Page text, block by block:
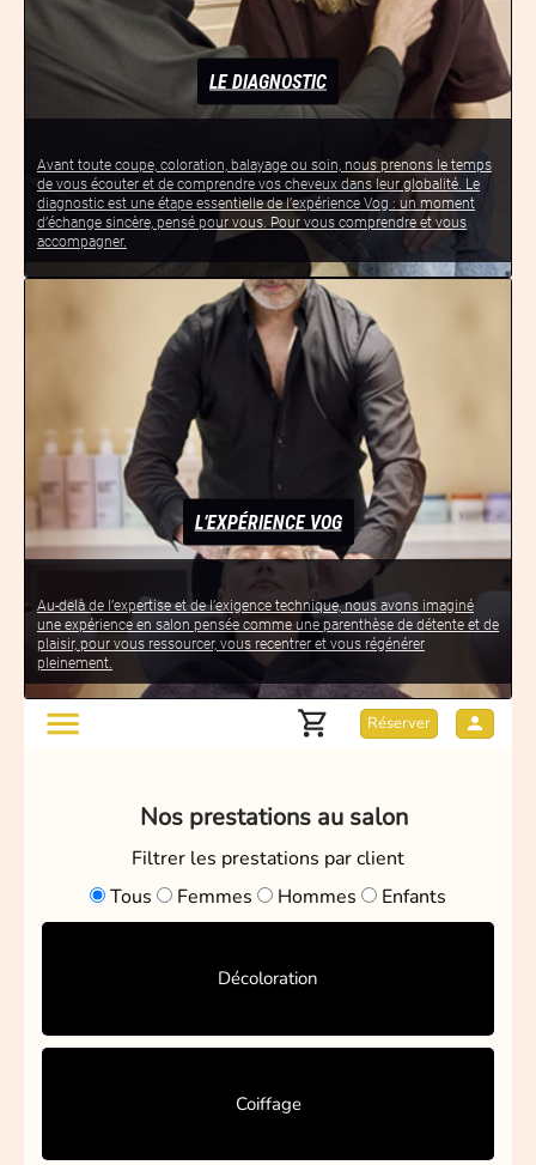
LE DIAGNOSTIC
Avant toute coupe, coloration, balayage ou soin, nous prenons le temps
de vous écouter et de comprendre vos cheveux dans leur globalité. Le
diagnostic est une étape essentielle de l’expérience Vog : un moment
d’échange sincère, pensé pour vous. Pour vous comprendre et vous
accompagner.
L’EXPÉRIENCE VOG
Au-delà de l’expertise et de l’exigence technique, nous avons imaginé
une expérience en salon pensée comme une parenthèse de détente et de
plaisir, pour vous ressourcer, vous recentrer et vous régénérer
pleinement.